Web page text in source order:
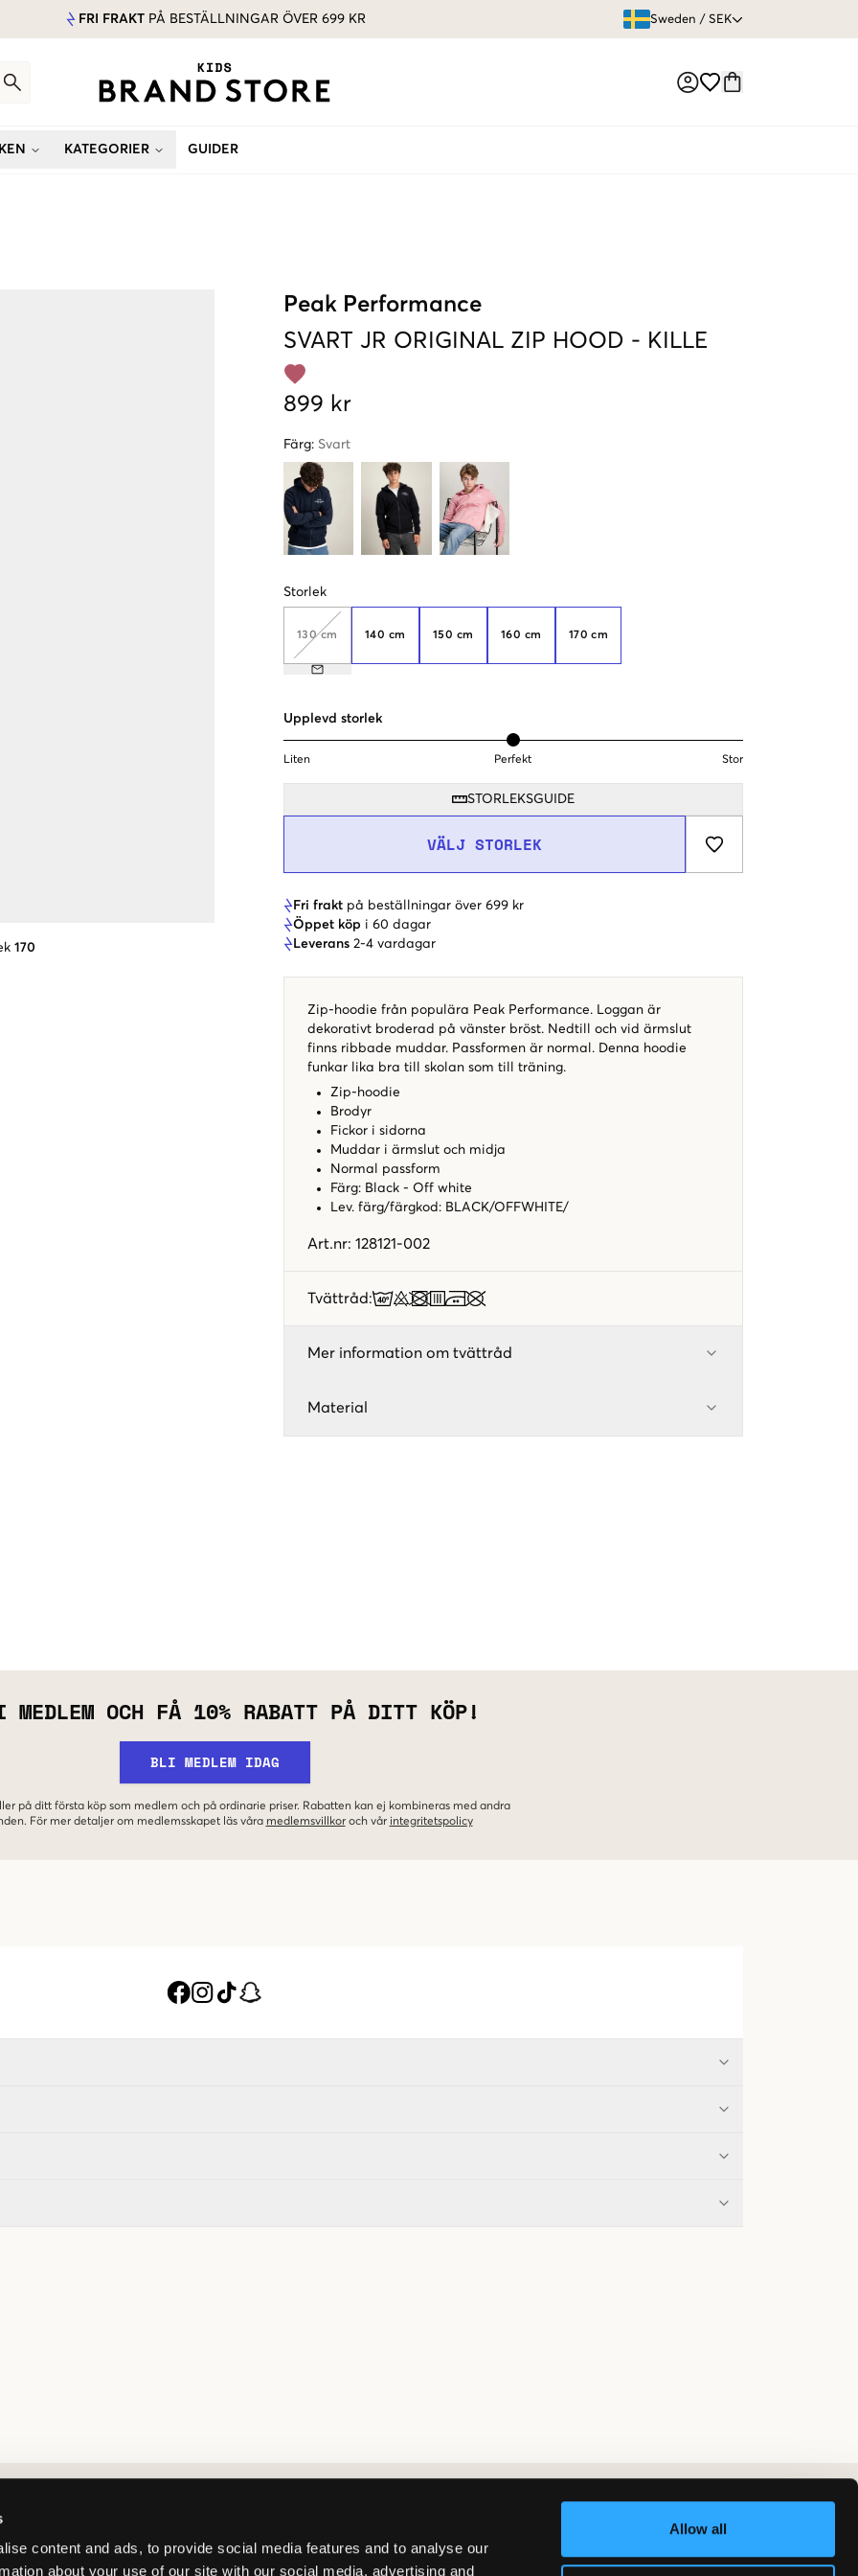
content and ads, to provide social media features and to analyse our
about your use of our site with our social media, advertising and
Allow all
FRI FRAKT PÅ BESTÄLLNINGAR ÖVER 699 KR Sweden / SEK
KATEGORIER GUIDER
170
Peak Performance
SVART JR ORIGINAL ZIP HOOD - KILLE
899 kr
Färg: Svart
Storlek
130 cm 140 cm 150 cm 160 cm 170 cm
Upplevd storlek
Liten Perfekt Stor
STORLEKSGUIDE
VÄLJ STORLEK
Fri frakt på beställningar över 699 kr
Öppet köp i 60 dagar
Leverans 2-4 vardagar
Zip-hoodie från populära Peak Performance. Loggan är
dekorativt broderad på vänster bröst. Nedtill och vid ärmslut
finns ribbade muddar. Passformen är normal. Denna hoodie
funkar lika bra till skolan som till träning.
Zip-hoodie
Brodyr
Fickor i sidorna
Muddar i ärmslut och midja
Normal passform
Färg: Black - Off white
Lev. färg/färgkod : BLACK/OFFWHITE/
Art.nr: 128121-002
Tvättråd:
Mer information om tvättråd
Material
MEDLEM OCH FÅ 10% RABATT PÅ DITT KÖP!
BLI MEDLEM IDAG
på ditt första köp som medlem och på ordinarie priser. Rabatten kan ej kombineras med andra
För mer detaljer om medlemsskapet läs våra medlemsvillkor och vår integritetspolicy